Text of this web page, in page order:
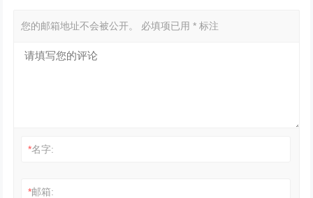
您的邮箱地址不会被公开。 必填项已用* 标注
*名字:
*邮箱: